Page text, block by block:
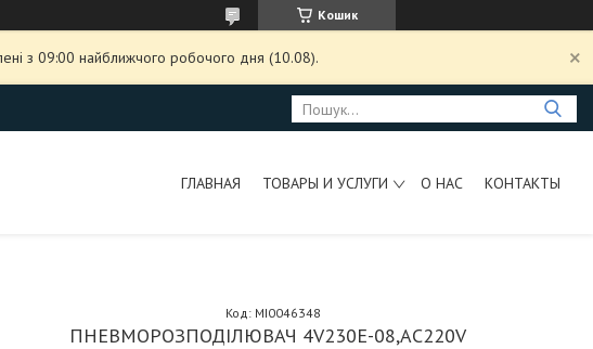
Кошик
з 09:00 найближчого робочого дня (10.08).
ГЛАВНАЯ ТОВАРЫ И УСЛУГИ О НАС КОНТАКТЫ
ПНЕВМОРОЗПОДІЛЮВАЧ 4V230E-08,AC220V
Код: MI0046348